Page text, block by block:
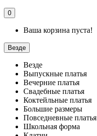
0
Ваша корзина пуста!
Везде
Везде
Выпускные платья
Вечерние платья
Свадебные платья
Коктейльные платья
Большие размеры
Повседневные платья
Школьная форма